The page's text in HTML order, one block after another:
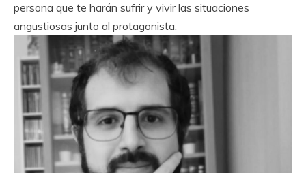
persona que te harán sufrir y vivir las situaciones
angustiosas junto al protagonista.